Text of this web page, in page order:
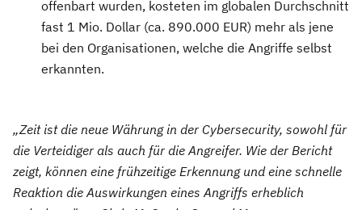
offenbart wurden, kosteten im globalen Durchschnitt
fast 1 Mio. Dollar (ca. 890.000 EUR) mehr als jene
bei den Organisationen, welche die Angriffe selbst
erkannten.
„Zeit ist die neue Währung in der Cybersecurity, sowohl für
die Verteidiger als auch für die Angreifer. Wie der Bericht
zeigt, können eine frühzeitige Erkennung und eine schnelle
Reaktion die Auswirkungen eines Angriffs erheblich